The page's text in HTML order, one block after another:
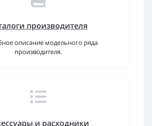
производителя
описание модельного ряда
производителя.
и расходники